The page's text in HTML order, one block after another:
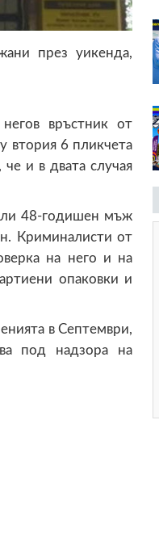
през уикенда,
връстник от
втория 6 пликчета
и в двата случая
48-годишен мъж
Криминалисти от
на него и на
опаковки и
в Септември,
под надзора на